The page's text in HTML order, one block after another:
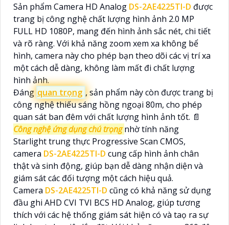
Sản phẩm Camera HD Analog DS-2AE4225TI-D được
trang bị công nghệ chất lượng hình ảnh 2.0 MP
FULL HD 1080P, mang đến hình ảnh sắc nét, chi tiết
và rõ ràng. Với khả năng zoom xem xa không bể
hình, camera này cho phép bạn theo dõi các vị trí xa
một cách dễ dàng, không làm mất đi chất lượng
hình ảnh.
Đáng quan trọng , sản phẩm này còn được trang bị
công nghệ thiếu sáng hồng ngoại 80m, cho phép
quan sát ban đêm với chất lượng hình ảnh tốt. 📄
Công nghệ ứng dụng chú trọngnhờ tính năng
Starlight trung thực Progressive Scan CMOS,
camera DS-2AE4225TI-D cung cấp hình ảnh chân
thật và sinh động, giúp bạn dễ dàng nhận diện và
giám sát các đối tượng một cách hiệu quả.
Camera DS-2AE4225TI-D cũng có khả năng sử dụng
đầu ghi AHD CVI TVI BCS HD Analog, giúp tương
thích với các hệ thống giám sát hiện có và taọ ra sự